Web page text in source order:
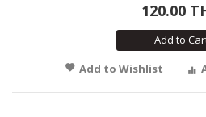
120.00
Add to
Add to Wishlist